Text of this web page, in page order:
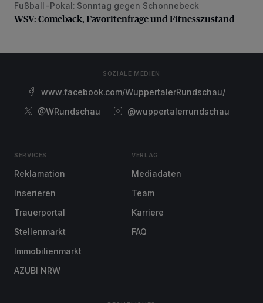
WSV: Comeback, Favoritenfrage und Fitnesszustand
Fußball-Pokal: Sonntag gegen Schonnebeck
WSV: Comeback, Favoritenfrage und Fitnesszustand
SOZIALE MEDIEN
www.facebook.com/WuppertalerRundschau/
@WRundschau
@wuppertalerrundschau
SERVICES
Reklamation
Inserieren
Trauerportal
Stellenmarkt
Immobilienmarkt
AZUBI NRW
VERLAG
Mediadaten
Team
Karriere
FAQ